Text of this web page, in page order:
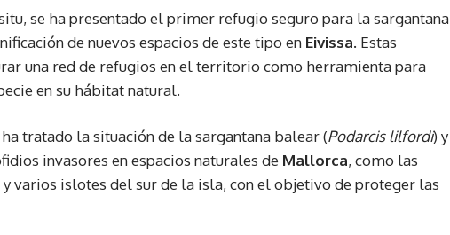
se ha presentado el primer refugio seguro para la sargantana
de nuevos espacios de este tipo en Eivissa. Estas
una red de refugios en el territorio como herramienta para
en su hábitat natural.
tratado la situación de la sargantana balear (Podarcis lilfordi) y
invasores en espacios naturales de Mallorca, como las
y varios islotes del sur de la isla, con el objetivo de proteger las